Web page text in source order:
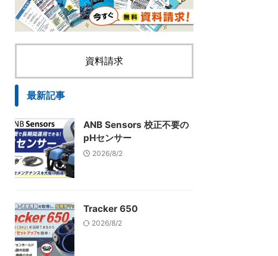
資料請求
最新記事
ANB Sensors 校正不要の
pHセンサー
2026/8/2
Tracker 650
2026/8/2